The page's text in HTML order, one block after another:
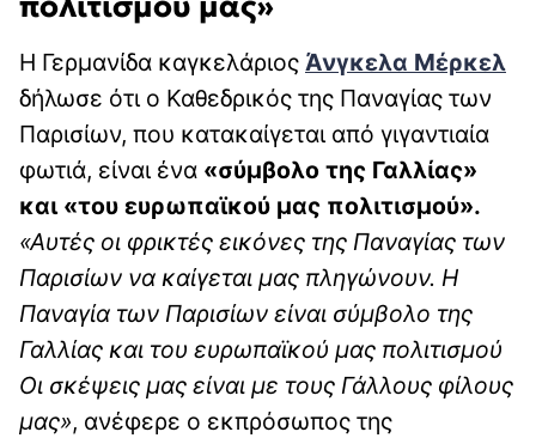
Η Γερμανίδα καγκελάριος Άνγκελα Μέρκελ
δήλωσε ότι ο Καθεδρικός της Παναγίας των
Παρισίων, που κατακαίγεται από γιγαντιαία
φωτιά, είναι ένα «σύμβολο της Γαλλίας»
και «του ευρωπαϊκού μας πολιτισμού».
«Αυτές οι φρικτές εικόνες της Παναγίας των
Παρισίων να καίγεται μας πληγώνουν. Η
Παναγία των Παρισίων είναι σύμβολο της
Γαλλίας και του ευρωπαϊκού μας πολιτισμού
Οι σκέψεις μας είναι με τους Γάλλους φίλους
μας», ανέφερε ο εκπρόσωπος της